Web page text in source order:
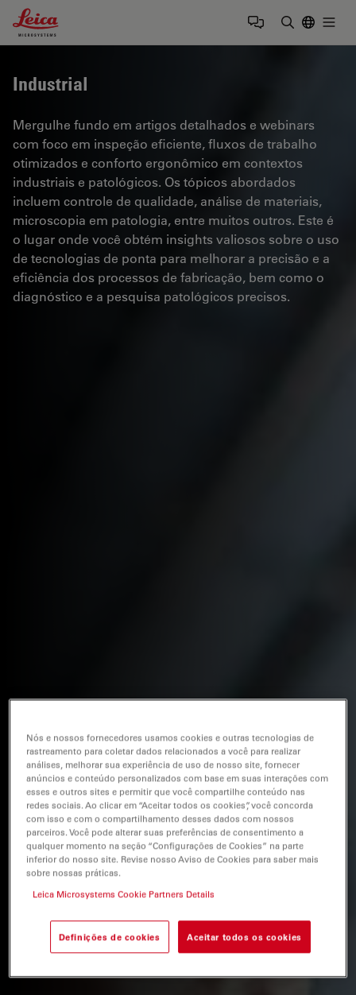
Leica Microsystems Logo
Industrial
Mergulhe fundo em artigos detalhados e webinars
com foco em inspeção eficiente, fluxos de trabalho
otimizados e conforto ergonômico em contextos
industriais e patológicos. Os tópicos abordados
incluem controle de qualidade, análise de materiais,
microscopia em patologia, entre muitos outros. Este é
o lugar onde você obtém insights valiosos sobre o uso
de tecnologias de ponta para melhorar a precisão e a
eficiência dos processos de fabricação, bem como o
diagnóstico e a pesquisa patológicos precisos.
Nós e nossos fornecedores usamos cookies e outras tecnologias de
rastreamento para coletar dados relacionados a você para realizar
análises, melhorar sua experiência de uso de nosso site, fornecer
anúncios e conteúdo personalizados com base em suas interações com
esses e outros sites e permitir que você compartilhe conteúdo nas
redes sociais. Ao clicar em “Aceitar todos os cookies”, você concorda
com isso e com o compartilhamento desses dados com nossos
parceiros. Você pode alterar suas preferências de consentimento a
qualquer momento na seção “Configurações de Cookies” na parte
inferior do nosso site. Revise nosso Aviso de Cookies para saber mais
sobre nossas práticas.
Leica Microsystems Cookie Partners Details
Definições de cookies Aceitar todos os cookies